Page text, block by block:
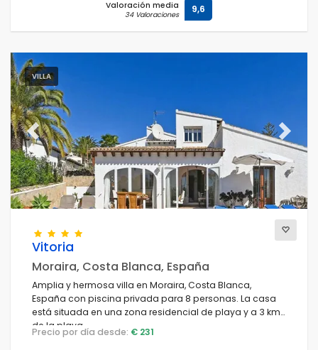
Valoración media
34 Valoraciones 9,6
VILLA
Previous Next
Vitoria
Moraira, Costa Blanca, España
Amplia y hermosa villa en Moraira, Costa Blanca,
España con piscina privada para 8 personas. La casa
está situada en una zona residencial de playa y a 3 km
de la playa.
Precio por día desde: € 231